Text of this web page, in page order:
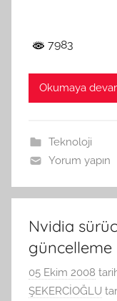
7983
Okumaya
Teknoloji
Yorum yapın
Nvidia
güncelleme
05 Ekim 2008
ŞEKERCİOĞLU